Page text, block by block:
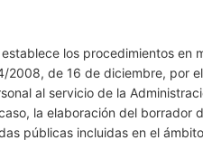
los procedimientos en
de 16 de diciembre, por
al servicio de la
la elaboración del borrador
públicas incluidas en el